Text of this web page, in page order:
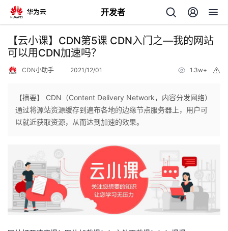
开发者
返
回
个
主
页
的
开
【云小课】CDN第5课 CDN入门之—我的网站
可以用CDN加速吗？
CDN小助手 2021/12/01 1.3w+
【摘要】 CDN（Content Delivery Network，内容分发网络）
通过将源站资源缓存到遍布各地的边缘节点服务器上，用户可
以就近获取资源，从而达到加速的效果。